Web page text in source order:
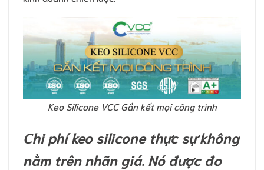
Keo Silicone VCC Gắn kết mọi công trình
Chi phí keo silicone thực sự không
nằm trên nhãn giá. Nó được đo